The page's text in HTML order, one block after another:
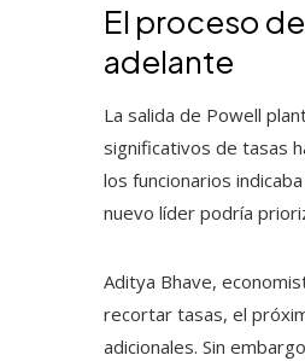
El proceso
adelante
La salida de Powell
significativos de tasas
los funcionarios
nuevo líder podría
Aditya Bhave,
recortar tasas, el
adicionales. Sin